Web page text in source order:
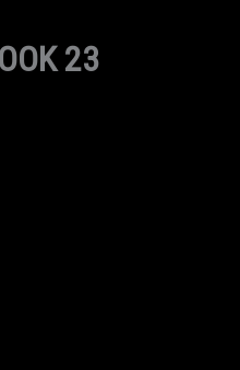
23